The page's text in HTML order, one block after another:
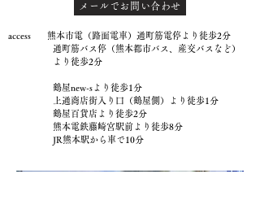
メールでお問い合わせ
access 熊本市電（路面電車）通町筋電停より徒歩2分
通町筋バス停（熊本都市バス、産交バスなど）
より徒歩2分
鶴屋new-sより徒歩1分
上通商店街入り口（鶴屋側）より徒歩1分
鶴屋百貨店より徒歩2分
熊本電鉄藤崎宮駅前より徒歩8分
JR熊本駅から車で10分